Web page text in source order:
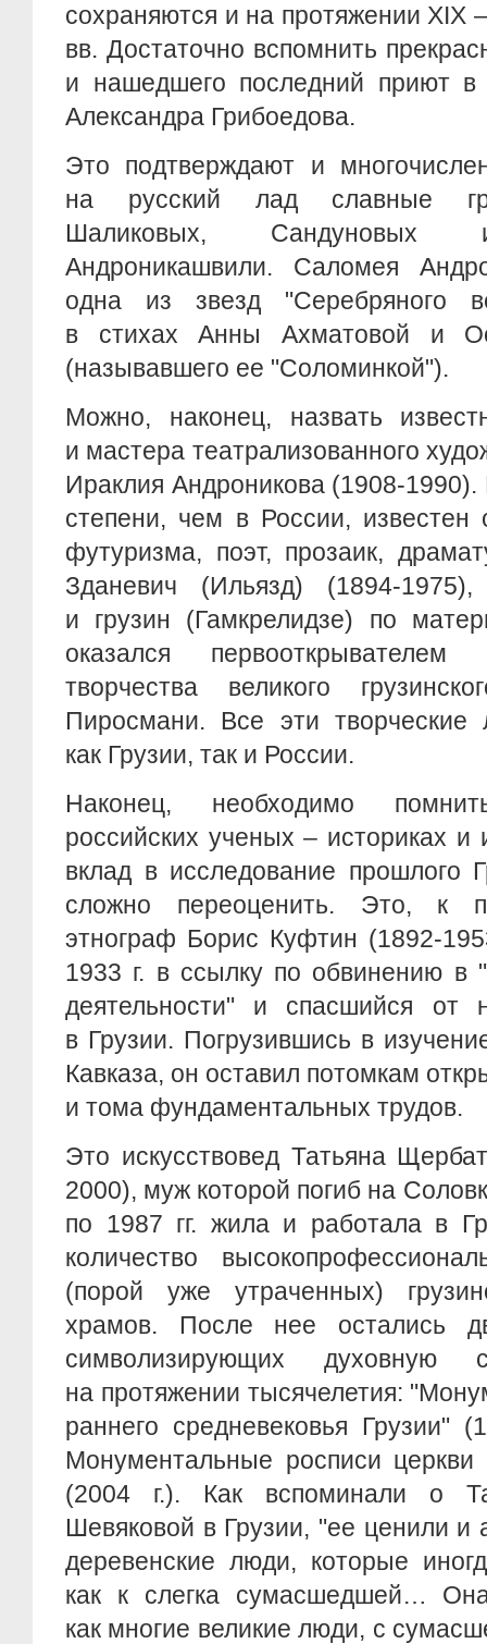
сохраняются и на протяжении XIX
вв. Достаточно вспомнить
и нашедшего последний приют в
Александра Грибоедова.
Это подтверждают и
на русский лад славные
Шаликовых, Сандуновых
Андроникашвили. Саломея
одна из звезд "Серебряного
в стихах Анны Ахматовой и
(называвшего ее "Соломинкой").
Можно, наконец, назвать
и мастера театрализованного
Ираклия Андроникова (1908-
степени, чем в России, известен
футуризма, поэт, прозаик,
Зданевич (Ильязд) (1894-
и грузин (Гамкрелидзе) по
оказался
творчества великого
Пиросмани. Все эти творческие
как Грузии, так и России.
Наконец, необходимо
российских ученых – историках и
вклад в исследование прошлого
сложно переоценить. Это, к
этнограф Борис Куфтин (1892-
1933 г. в ссылку по обвинению в
деятельности" и спасшийся от
в Грузии. Погрузившись в
Кавказа, он оставил потомкам
и тома фундаментальных трудов.
Это искусствовед Татьяна
2000), муж которой погиб на
по 1987 гг. жила и работала в
количество
(порой уже утраченных)
храмов. После нее остались
символизирующих духовную
на протяжении тысячелетия:
раннего средневековья Грузии"
Монументальные росписи
(2004 г.). Как вспоминали о
Шевяковой в Грузии, "ее ценили и
деревенские люди, которые
как к слегка сумасшедшей…
как многие великие люди, с